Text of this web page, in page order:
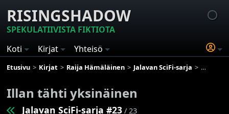
RISINGSHADOW
SPEKULATIIVISTA FIKTIOTA
Koti
Kirjat Yhteisö
Etusivu Kirjat Raija Hämäläinen Jalavan SciFi-sarja Illan
Illan tähti yksinäinen
Jalavan SciFi-sarja #23 / 23